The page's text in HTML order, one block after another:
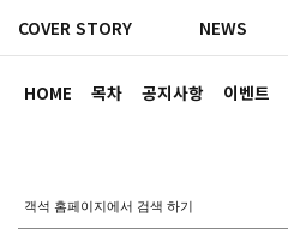
HOME 목차 공지사항 이벤트
COVER STORY NEWS